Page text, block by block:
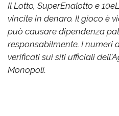
Il Lotto, SuperEnalotto e
vincite in denaro. Il gioco è
può causare dipendenza
responsabilmente. I numeri
verificati sui siti ufficiali
Monopoli.